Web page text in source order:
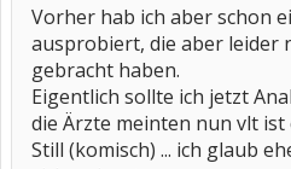
Vorher hab ich aber schon
ausprobiert, die aber leider
gebracht haben.
Eigentlich sollte ich jetzt
die Ärzte meinten nun vlt
Still (komisch) ... ich glaub